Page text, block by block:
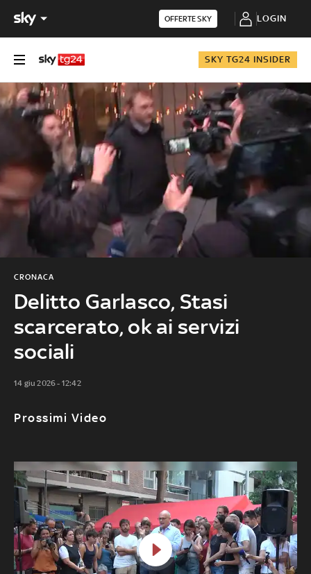
OFFERTE SKY LOGIN
SKY TG24 INSIDER
Delitto Garlasco, Stasi
scarcerato, ok ai servizi
sociali
CRONACA
14 giu 2026 - 12:42
Prossimi Video